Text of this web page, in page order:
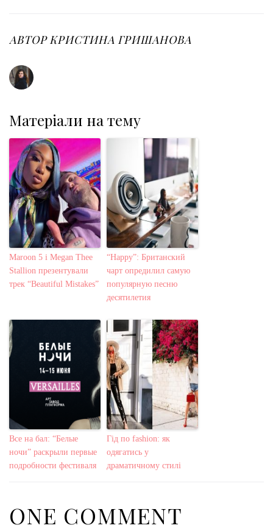
o
k
r
+
I
n
e
s
АВТОРКРИСТИНА ГРИШАНОВА
Матеріали на тему
Maroon 5 і Megan Thee
Stallion презентували
трек “Beautiful Mistakes”
“Happy”: Британский
чарт опредилил самую
популярную песню
десятилетия
Все на бал: “Белые
ночи” раскрыли первые
подробности фестиваля
Гід по fashion: як
одягатись у
драматичному стилі
ONE COMMENT